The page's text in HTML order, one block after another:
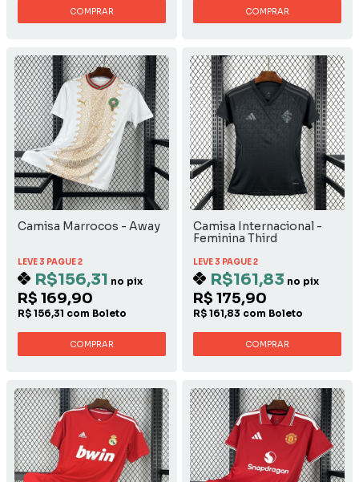
COMPRAR COMPRAR
Camisa Marrocos - Away
LEVE 3 PAGUE 2
R$156,31 no pix
R$ 169,90
R$ 156,31 com Boleto
COMPRAR
Camisa Internacional -
Feminina Third
LEVE 3 PAGUE 2
R$161,83 no pix
R$ 175,90
R$ 161,83 com Boleto
COMPRAR